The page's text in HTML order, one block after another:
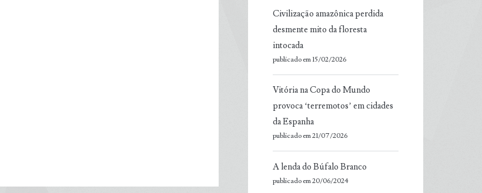
Civilização amazônica perdida
desmente mito da floresta
intocada
publicado em 15/02/2026
Vitória na Copa do Mundo
provoca ‘terremotos’ em cidades
da Espanha
publicado em 21/07/2026
A lenda do Búfalo Branco
publicado em 20/06/2024